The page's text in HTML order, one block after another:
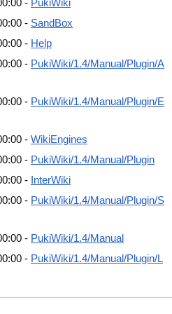
- SandBox
- Help
- PukiWiki/1.4/Manual/Plugin/A
- PukiWiki/1.4/Manual/Plugin/E
-WikiEngines
- PukiWiki/1.4/Manual/Plugin
- InterWiki
- PukiWiki/1.4/Manual/Plugin/S
- PukiWiki/1.4/Manual
- PukiWiki/1.4/Manual/Plugin/L